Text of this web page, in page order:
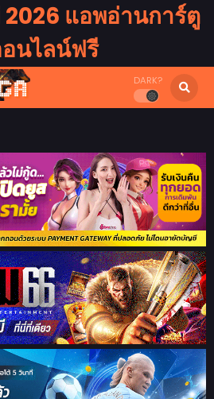
2026 แอพอ่านการ์ตู
นไลน์ฟรี
DARK?